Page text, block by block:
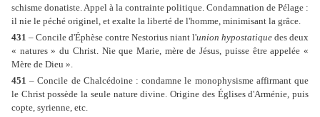
schisme donatiste. Appel à la contrainte politique. Condamnation de Pélage :
il nie le péché originel, et exalte la liberté de l'homme, minimisant la grâce.
431 – Concile d'Éphèse contre Nestorius niant l'union hypostatique des deux
« natures » du Christ. Nie que Marie, mère de Jésus, puisse être appelée «
Mère de Dieu ».
451 – Concile de Chalcédoine : condamne le monophysisme affirmant que
le Christ possède la seule nature divine. Origine des Églises d'Arménie, puis
copte, syrienne, etc.